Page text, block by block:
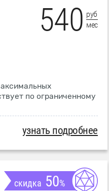
540 руб
мес
по ограниченному
узнать подробнее
скидка 50%